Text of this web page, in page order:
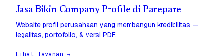
Jasa Bikin Company Profile di Parepare
Website profil perusahaan yang membangun kredibilitas —
legalitas, portofolio, & versi PDF.
Lihat layanan →